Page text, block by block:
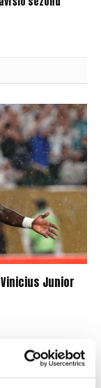
Vinicius Junior